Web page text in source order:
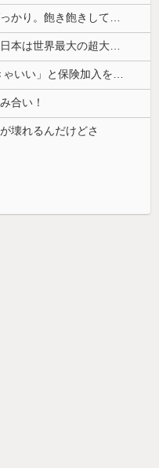
【悲報】熊本避難所の皆様「パンばっかり。飽き飽きしてる」
大東亜共栄圏が完成していたら今頃日本は世界最大の超大国だった事実
「私は入りません、 事故起こさなきゃいい」と保険加入を勧められた推し活民が反発、保険代が勿体無いし事故起こしたとして……
合い！
壊れるんだけどさ